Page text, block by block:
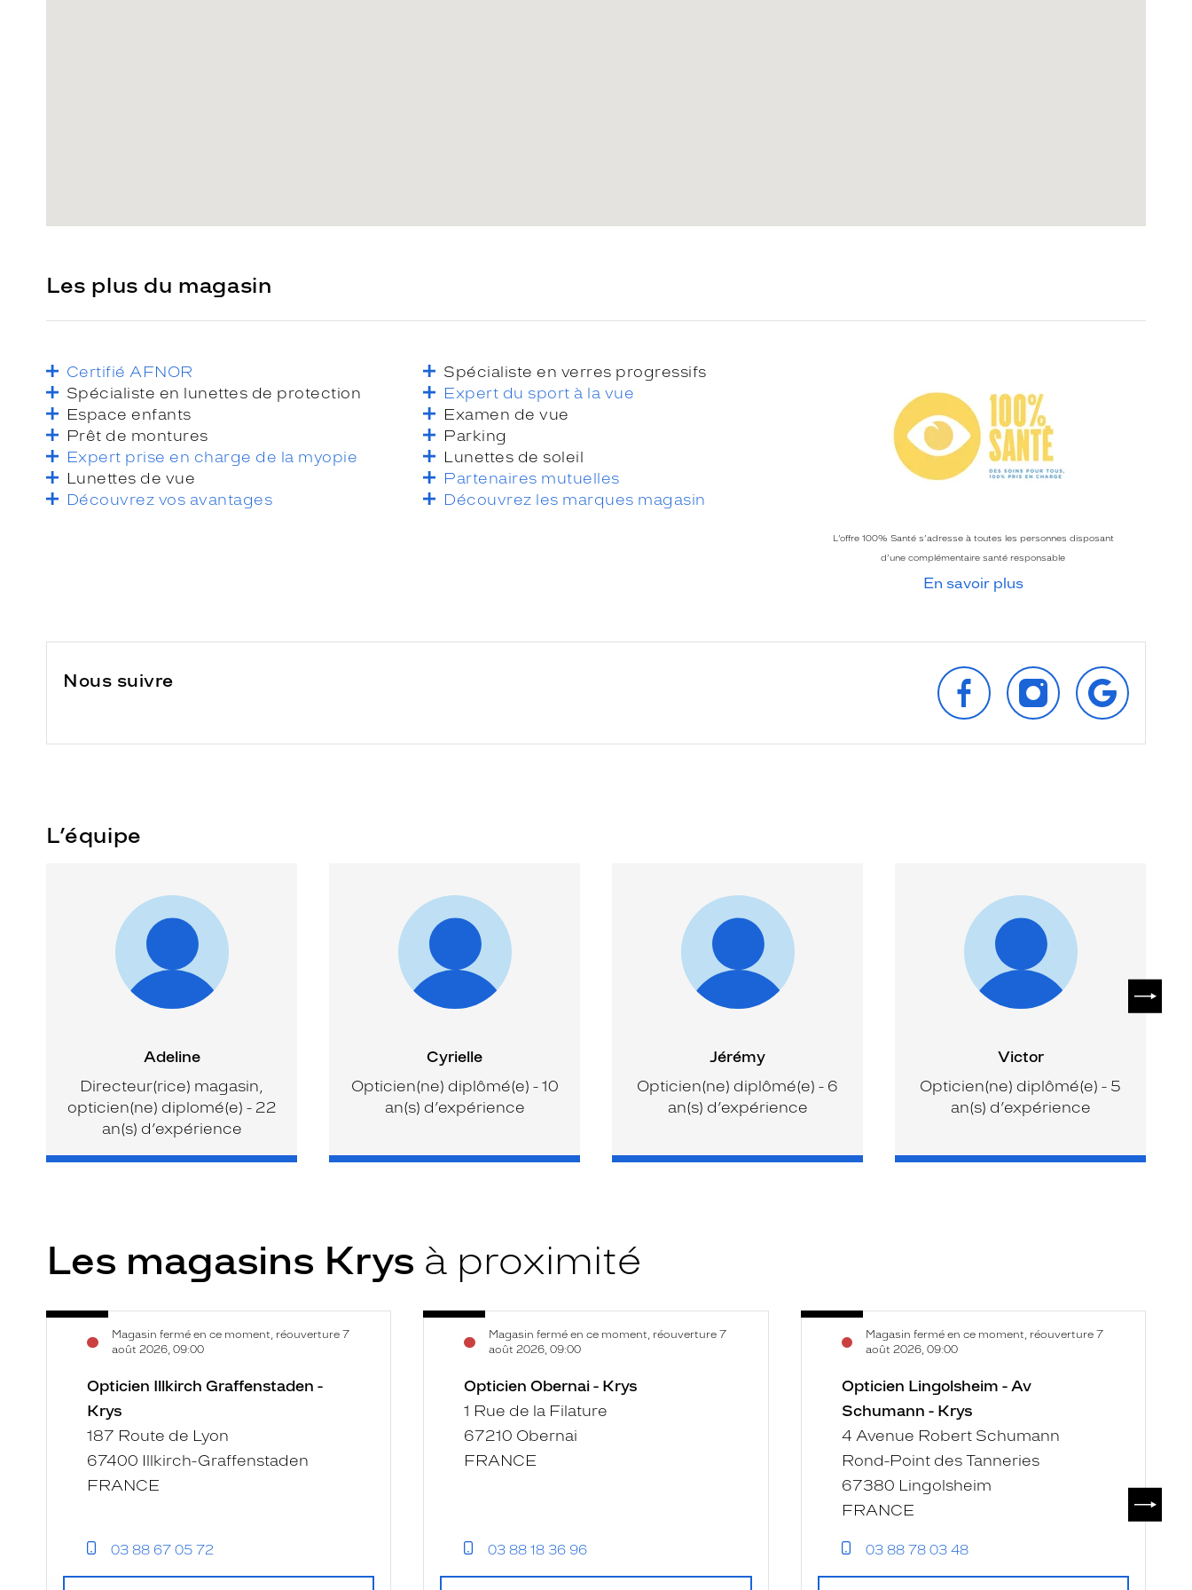
Les plus du magasin
Certifié AFNOR
Spécialiste en verres progressifs
Spécialiste en lunettes de protection
Expert du sport à la vue
Espace enfants
Examen de vue
Prêt de montures
Parking
Expert prise en charge de la myopie
Lunettes de soleil
Lunettes de vue
Partenaires mutuelles
Découvrez vos avantages
Découvrez les marques magasin
L’offre 100% Santé s’adresse à toutes les personnes disposant
d’une complémentaire santé responsable
En savoir plus
Nous suivre
SUIVEZ‑NOUS
SUR
FACEBOOK
SUIVEZ‑NOUS
SUR
INSTAGRAM
SUR
GOOGLE
L’équipe
Adeline
Directeur(rice) magasin,
opticien(ne) diplomé(e) - 22
an(s) d’expérience
Cyrielle
Opticien(ne) diplômé(e) - 10
an(s) d’expérience
Jérémy
Opticien(ne) diplômé(e) - 6
an(s) d’expérience
Victor
Opticien(ne) diplômé(e) - 5
an(s) d’expérience
Les magasins Krys à proximité
Opticien
Illkirch
Magasin fermé en ce moment, réouverture 7
août 2026, 09:00
Voir
Opticien Illkirch Graffenstaden -
Krys
187 Route de Lyon
67400 Illkirch-Graffenstaden
FRANCE
03 88 67 05 72
Opticien
Obernai
Magasin fermé en ce moment, réouverture 7
août 2026, 09:00
Voir
Opticien Obernai - Krys
1 Rue de la Filature
67210 Obernai
FRANCE
03 88 18 36 96
Opticien
Lingolsheim
Schumann
Magasin fermé en ce moment, réouverture 7
août 2026, 09:00
Voir
Opticien Lingolsheim - Av
Schumann - Krys
4 Avenue Robert Schumann
Rond-Point des Tanneries
67380 Lingolsheim
FRANCE
03 88 78 03 48